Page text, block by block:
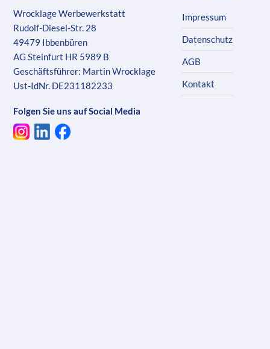
Wrocklage Werbewerkstatt
Rudolf-Diesel-Str. 28
49479 Ibbenbüren
AG Steinfurt HR 5989 B
Geschäftsführer: Martin Wrocklage
Ust-IdNr. DE231182233
Folgen Sie uns auf Social Media
Impressum
Datenschutz
AGB
Kontakt